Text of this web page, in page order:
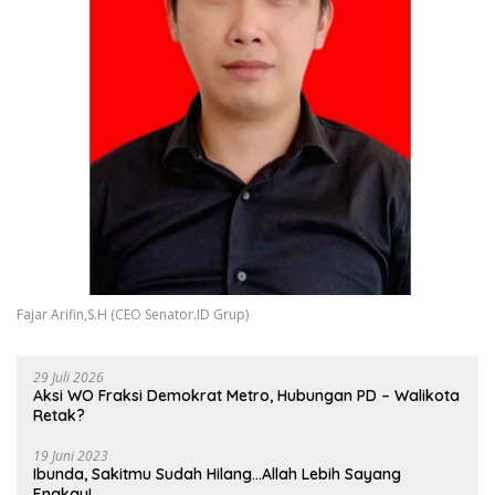
Fajar Arifin,S.H (CEO Senator.ID Grup)
29 Juli 2026
Aksi WO Fraksi Demokrat Metro, Hubungan PD – Walikota
Retak?
19 Juni 2023
Ibunda, Sakitmu Sudah Hilang…Allah Lebih Sayang